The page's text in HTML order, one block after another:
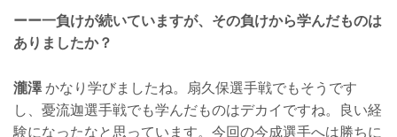
ーー一負けが続いていますが、その負けから学んだものは
ありましたか？
瀧澤かなり学びましたね。扇久保選手戦でもそうです
し、憂流迦選手戦でも学んだものはデカイですね。良い経
験になったなと思っています。今回の今成選手へは勝ちに